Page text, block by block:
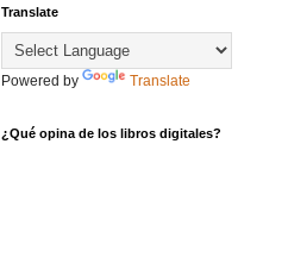
Translate
Powered by Translate
¿Qué opina de los libros digitales?